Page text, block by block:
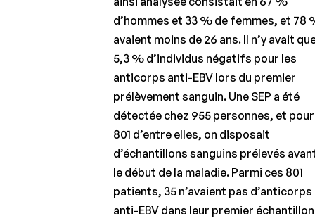
d’hommes et 33 % de femmes, et 78
avaient moins de 26 ans. Il n’y avait
5,3 % d’individus négatifs pour les
anticorps anti-EBV lors du premier
prélèvement sanguin. Une SEP a été
détectée chez 955 personnes, et pour
801 d’entre elles, on disposait
d’échantillons sanguins prélevés
le début de la maladie. Parmi ces 801
patients, 35 n’avaient pas d’anticorps
anti-EBV dans leur premier échantillon